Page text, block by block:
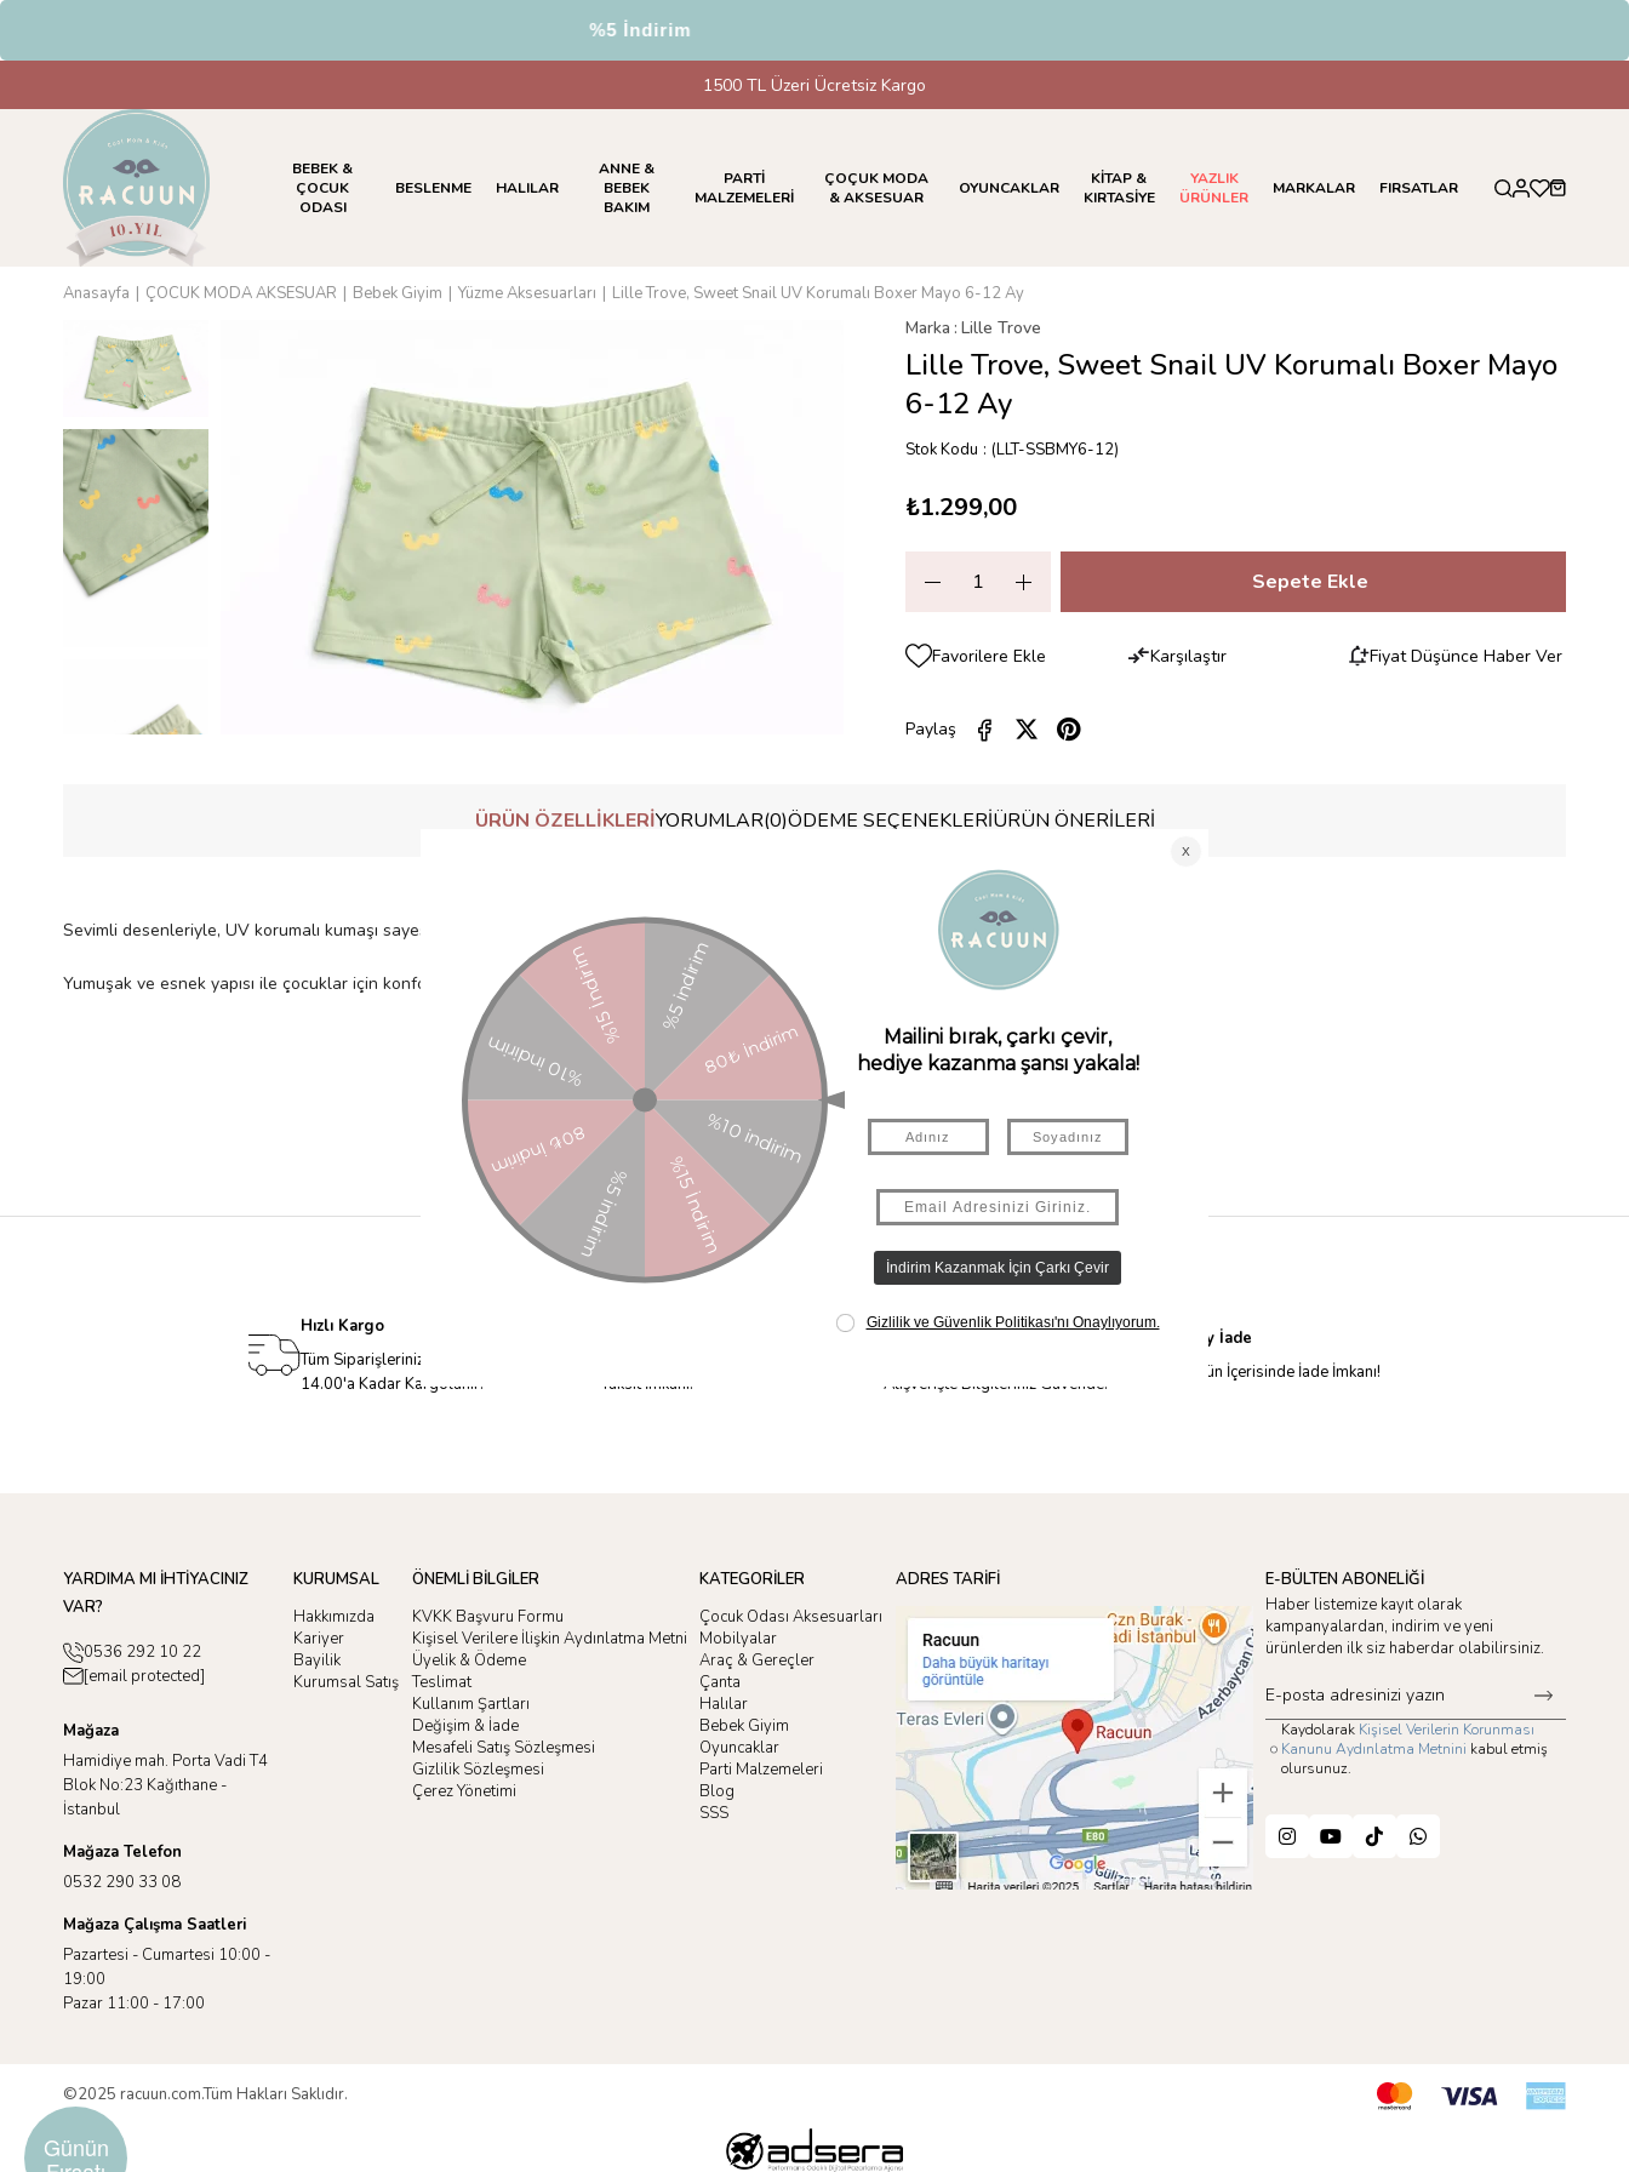
HAVALE & EFT Ödemelerinde %5 İndirim
1500 TL Üzeri Ücretsiz Kargo
BEBEK &
ÇOCUK
ODASI
BESLENME HALILAR
ANNE &
BEBEK
BAKIM
PARTİ
MALZEMELERİ
ÇOÇUK MODA
& AKSESUAR
OYUNCAKLAR
KİTAP &
KIRTASİYE
YAZLIK
ÜRÜNLER
MARKALAR FIRSATLAR
Anasayfa ÇOCUK MODA AKSESUAR Bebek Giyim Yüzme Aksesuarları Lille Trove, Sweet Snail UV Korumalı Boxer Mayo 6-12 Ay
Marka : Lille Trove
Lille Trove, Sweet Snail UV Korumalı Boxer Mayo
6-12 Ay
Stok Kodu (LLT-SSBMY6-12)
₺1.299,00
Favorilere Ekle Karşılaştır Fiyat Düşünce Haber Ver
Paylaş
ÜRÜN ÖZELLIKLERIYORUMLAR(0)ÖDEME SEÇENEKLERIÜRÜN ÖNERILERI
Sevimli desenleriyle, UV korumalı kumaşı sayesinde güneşe karşı ekstra koruma sağlar
Yumuşak ve esnek yapısı ile çocuklar için konforlu bir kullanım sunar.
Hızlı Kargo
Tüm Siparişleriniz Aynı Gün
14.00'a Kadar Kargolanır.
Taksit İmkanı!
Güvenli Alışveriş
Alışverişte Bilgileriniz Güvende.
Kolay İade
14 Gün İçerisinde İade İmkanı!
YARDIMA MI İHTİYACINIZ
VAR?
0536 292 10 22
[email protected]
Mağaza
Hamidiye mah. Porta Vadi T4
Blok No:23 Kağıthane -
İstanbul
Mağaza Telefon
0532 290 33 08
Mağaza Çalışma Saatleri
Pazartesi - Cumartesi 10:00 -
19:00
Pazar 11:00 - 17:00
KURUMSAL
Hakkımızda
Kariyer
Bayilik
Kurumsal Satış
ÖNEMLİ BİLGİLER
KVKK Başvuru Formu
Kişisel Verilere İlişkin Aydınlatma Metni
Üyelik & Ödeme
Teslimat
Kullanım Şartları
Değişim & İade
Mesafeli Satış Sözleşmesi
Gizlilik Sözleşmesi
Çerez Yönetimi
KATEGORİLER
Çocuk Odası Aksesuarları
Mobilyalar
Araç & Gereçler
Çanta
Halılar
Bebek Giyim
Oyuncaklar
Parti Malzemeleri
Blog
SSS
ADRES TARİFİ
E-BÜLTEN ABONELİĞİ
Haber listemize kayıt olarak
kampanyalardan, indirim ve yeni
ürünlerden ilk siz haberdar olabilirsiniz.
Kaydolarak Kişisel Verilerin Korunması
Kanunu Aydınlatma Metnini kabul etmiş
olursunuz.
©2025 racuun.com.Tüm Hakları Saklıdır.
Günün